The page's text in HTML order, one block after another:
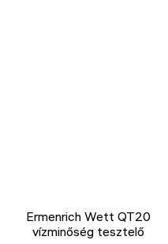
Ermenrich Wett QT20
vízminőség tesztelő